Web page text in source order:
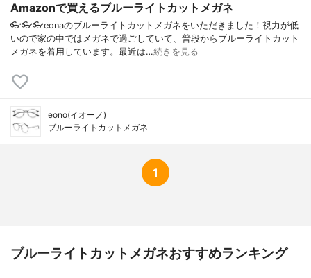
Amazonで買えるブルーライトカットメガネ
👓👓👓eonaのブルーライトカットメガネをいただきました！視力が低
いので家の中ではメガネで過ごしていて、普段からブルーライトカット
メガネを着用しています。最近は…続きを見る
eono(イオーノ)
ブルーライトカットメガネ
1
ブルーライトカットメガネおすすめランキング